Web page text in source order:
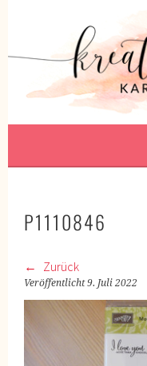
KREATIV SEIN
P1110846
Zurück
Veröffentlicht9. Juli 2022